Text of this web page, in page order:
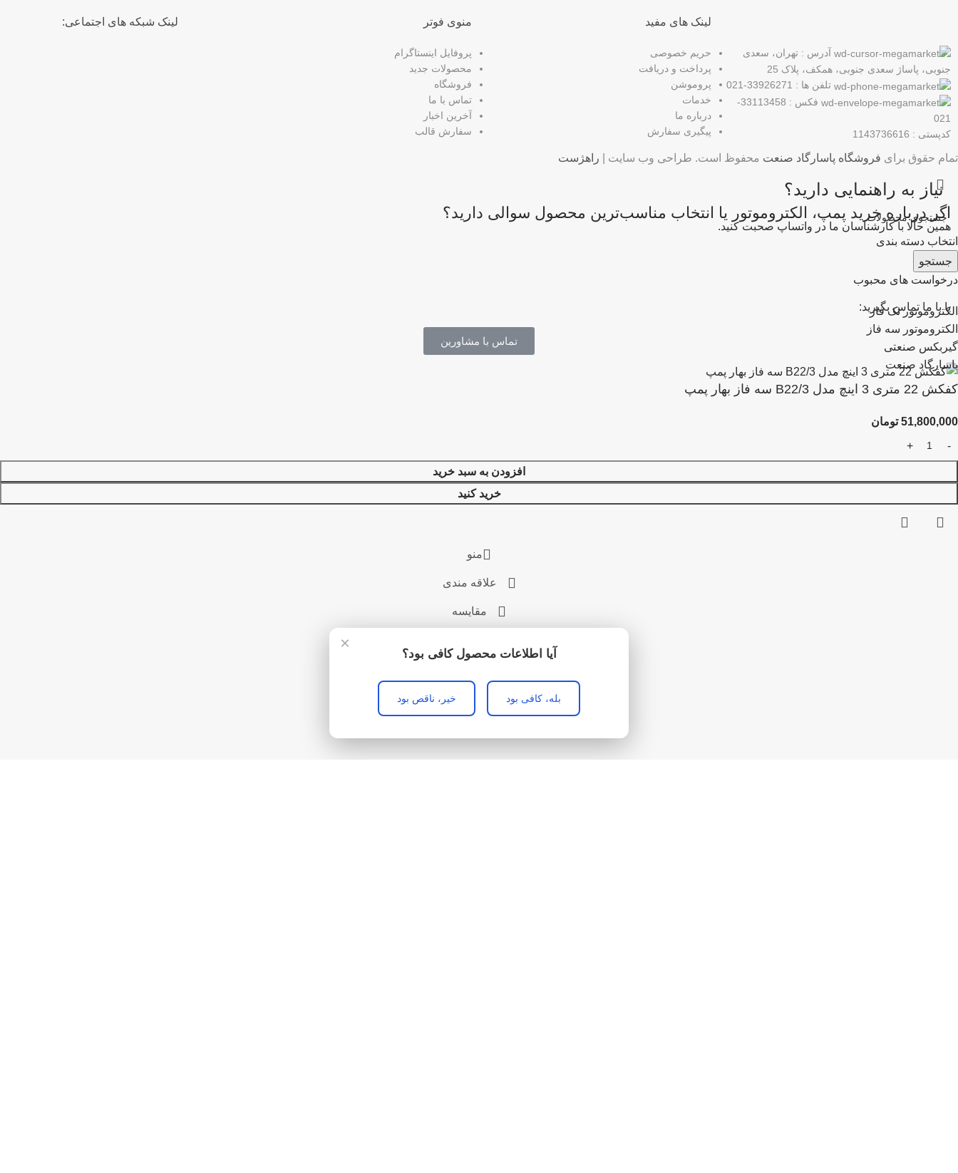
آدرس : تهران، سعدی
جنوبی، پاساژ سعدی جنوبی، همکف، پلاک 25
تلفن ها : 33926271-021
فکس : 33113458-
021
کدپستی : 1143736616
لینک های مفید
حریم خصوصی
پرداخت و دریافت
پروموشن
خدمات
درباره ما
پیگیری سفارش
منوی فوتر
پروفایل اینستاگرام
محصولات جدید
فروشگاه
تماس با ما
آخرین اخبار
سفارش قالب
لینک شبکه های اجتماعی:
تمام حقوق برای فروشگاه پاسارگاد صنعت محفوظ است. طراحی وب سایت | راهژست
انتخاب دسته بندی
جستجو
درخواست های محبوب
الکتروموتور تک فاز
الکتروموتور سه فاز
گیربکس صنعتی
پاسارگاد صنعت
نیاز به راهنمایی دارید؟
اگر درباره خرید پمپ، الکتروموتور یا انتخاب مناسب‌ترین محصول سوالی دارید؟
همین حالا با کارشناسان ما در واتساپ صحبت کنید.
یا با ما تماس بگیرید:
تماس با مشاورین
کفکش 22 متری 3 اینچ مدل B22/3 سه فاز بهار پمپ
51,800,000 تومان
افزودن به سبد خرید
خرید کنید
×
آیا اطلاعات محصول کافی بود؟
بله، کافی بود خیر، ناقص بود
منو
علاقه مندی
مقایسه